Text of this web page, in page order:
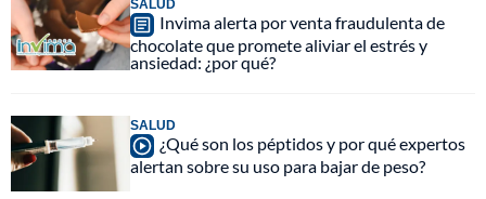
SALUD
Invima alerta por venta fraudulenta de
chocolate que promete aliviar el estrés y
ansiedad: ¿por qué?
SALUD
¿Qué son los péptidos y por qué expertos
alertan sobre su uso para bajar de peso?